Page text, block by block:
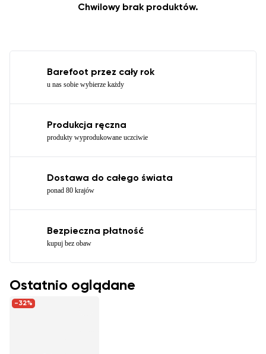
Chwilowy brak produktów.
Barefoot przez cały rok
u nas sobie wybierze każdy
Produkcja ręczna
produkty wyprodukowane uczciwie
Dostawa do całego świata
ponad 80 krajów
Bezpieczna płatność
kupuj bez obaw
Ostatnio oglądane
-32%